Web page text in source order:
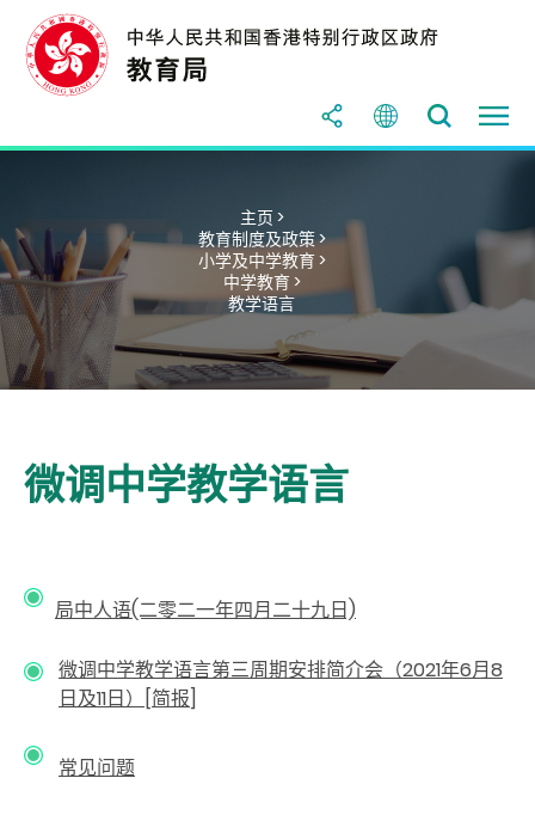
主页 >
教育制度及政策 >
小学及中学教育 >
中学教育 >
教学语言
微调中学教学语言
局中人语(二零二一年四月二十九日)
微调中学教学语言第三周期安排简介会（2021年6月8
日及11日）[简报]
常见问题